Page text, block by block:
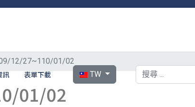
訊 表單下載 選擇你的語言
TW 搜索
12/27~110/01/02
01/02